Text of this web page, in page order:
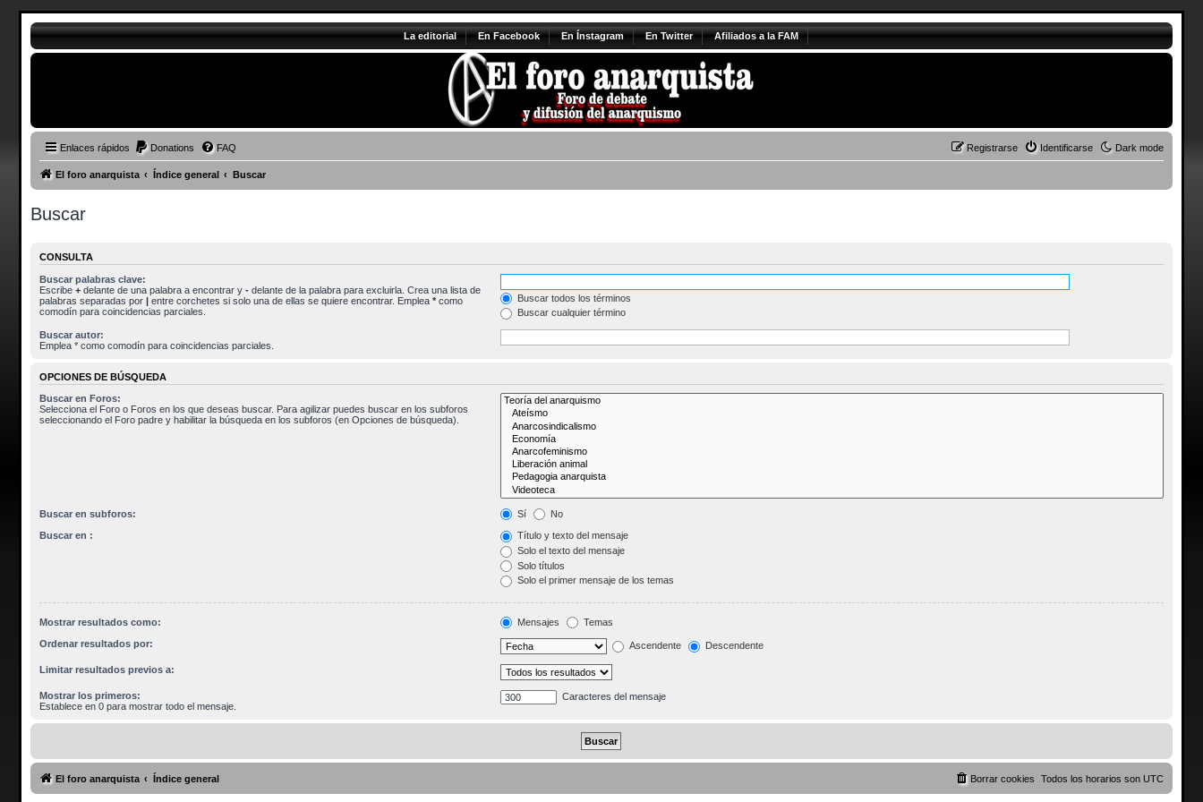
La editorial En Facebook En Ínstagram En Twitter Afiliados a la FAM
Enlaces rápidos Dark mode
Donations FAQ Identificarse
Registrarse
El foro anarquista Índice general Buscar
Buscar
CONSULTA
Buscar palabras clave:
Escribe +delante de una palabra a encontrar y -delante de la palabra para excluirla. Crea una lista de
palabras separadas por |entre corchetes si solo una de ellas se quiere encontrar. Emplea *como
comodín para coincidencias parciales.
Buscar todos los términos
Buscar cualquier término
Buscar autor:
Emplea * como comodín para coincidencias parciales.
OPCIONES DE BÚSQUEDA
Buscar en Foros:
Selecciona el Foro o Foros en los que deseas buscar. Para agilizar puedes buscar en los subforos
seleccionando el Foro padre y habilitar la búsqueda en los subforos (en Opciones de búsqueda).
Buscar en subforos: Sí No
Buscar en :
Título y texto del mensaje
Solo el texto del mensaje
Solo títulos
Solo el primer mensaje de los temas
Mostrar resultados como: Mensajes Temas
Ordenar resultados por: Ascendente Descendente
Limitar resultados previos a:
Mostrar los primeros:
Establece en 0 para mostrar todo el mensaje.
Caracteres del mensaje
El foro anarquista Índice general Todos los horarios sonUTC
Borrar cookies